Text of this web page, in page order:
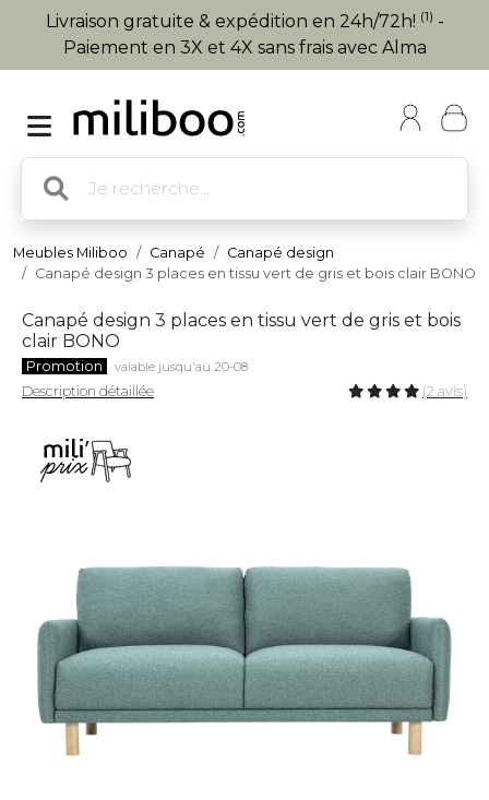
Livraison gratuite & expédition en 24h/72h! (1) -
Paiement en 3X et 4X sans frais avec Alma
Meubles Miliboo Canapé
Canapé design
Canapé design 3 places en tissu vert de gris et bois clair BONO
Canapé design 3 places en tissu vert de gris et bois
clair BONO
Promotion valable jusqu'au 20-08
Description détaillée (2 avis)